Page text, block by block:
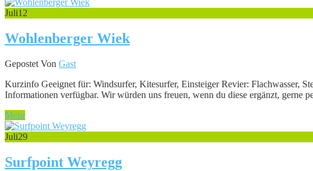
Juli12
Wohlenberger Wiek
Gepostet Von Gast
Kurzinfo Geeignet für: Windsurfer, Kitesurfer, Einsteiger Revier: Flachwasser,
Informationen verfügbar. Wir würden uns freuen, wenn du diese ergänzt, gerne
Mehr
Juli29
Surfpoint Weyregg